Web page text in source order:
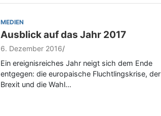
MEDIEN
Ausblick auf das Jahr 2017
6. Dezember 2016
Ein ereignisreiches Jahr neigt sich dem Ende
entgegen: die europaische Fluchtlingskrise, der
Brexit und die Wahl…